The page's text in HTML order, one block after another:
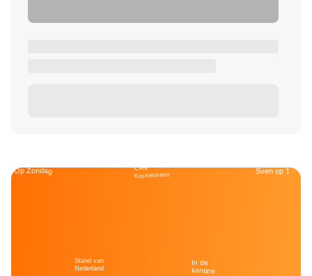
Op Zondag
Stand van
Nederland
Café
Kockelmann
In de
kantine
Sven op 1